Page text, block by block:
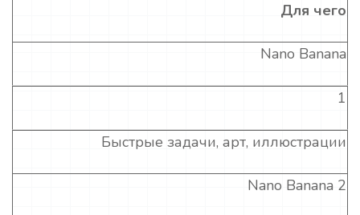
Для чего
Nano Banana
1
Быстрые задачи, арт, иллюстрации
Nano Banana 2